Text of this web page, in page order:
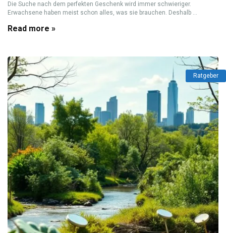
Die Suche nach dem perfekten Geschenk wird immer schwieriger.
Erwachsene haben meist schon alles, was sie brauchen. Deshalb ...
Read more »
Ratgeber